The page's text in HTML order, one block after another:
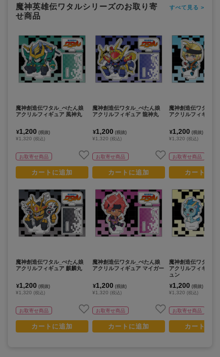
魔神英雄伝ワタルシリーズのお取り寄
せ商品
すべて見る >
魔神創造伝ワタル_ぺたん娘
アクリルフィギュア 風神丸
¥1,200 (税抜)
¥1,320 (税込)
お取寄せ商品
カートに追加
魔神創造伝ワタル_ぺたん娘
アクリルフィギュア 麒麟丸
¥1,200 (税抜)
¥1,320 (税込)
お取寄せ商品
カートに追加
魔神創造伝ワタル_ぺたん娘
アクリルフィギュア 龍神丸
¥1,200 (税抜)
¥1,320 (税込)
お取寄せ商品
カートに追加
魔神創造伝ワタル_ぺたん娘
アクリルフィギュア マイガー
¥1,200 (税抜)
¥1,320 (税込)
お取寄せ商品
カートに追加
魔神創造伝ワタル_
アクリルフィギュア
¥1,200 (税抜)
¥1,320 (税込)
お取寄せ商品
カートに
魔神創造伝ワタル_
アクリルフィギュア
ュン
¥1,200 (税抜)
¥1,320 (税込)
お取寄せ商品
カートに